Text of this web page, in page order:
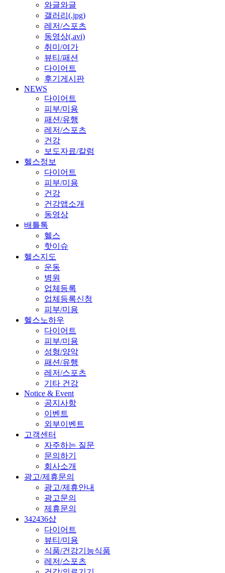
와글와글
갤러리(.jpg)
레저/스포츠
동영상(.avi)
취미/여가
뷰티/패션
다이어트
후기게시판
NEWS
다이어트
피부/미용
패션/유행
레저/스포츠
건강
보도자료/칼럼
헬스정보
다이어트
피부/미용
건강
건강앱소개
동영상
배틀톡
헬스
핫이슈
헬스지도
운동
병원
업체등록
업체등록신청
피부/미용
헬스노하우
다이어트
피부/미용
성형/양악
패션/유행
레저/스포츠
기타 건강
Notice & Event
공지사항
이벤트
외부이벤트
고객센터
자주하는 질문
문의하기
회사소개
광고/제휴문의
광고/제휴안내
광고문의
제휴문의
342436샵
다이어트
뷰티/미용
식품/건강기능식품
레저/스포츠